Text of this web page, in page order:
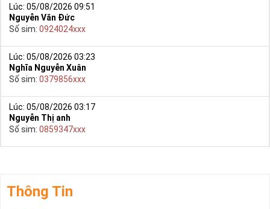
Lúc: 05/08/2026 09:51
Nguyễn Văn Đức
Số sim: 0924024xxx
Lúc: 05/08/2026 03:23
Nghĩa Nguyễn Xuân
Số sim: 0379856xxx
Lúc: 05/08/2026 03:17
Nguyễn Thị anh
Số sim: 0859347xxx
Thông Tin